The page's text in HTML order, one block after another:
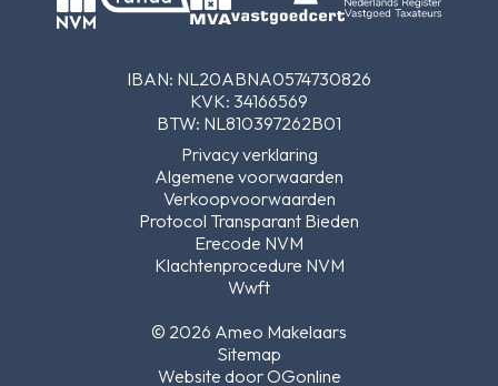
IBAN: NL20ABNA0574730826
KVK: 34166569
BTW: NL810397262B01
Privacy verklaring
Algemene voorwaarden
Verkoopvoorwaarden
Protocol Transparant Bieden
Erecode NVM
Klachtenprocedure NVM
Wwft
© 2026 Ameo Makelaars
Sitemap
Website door OGonline